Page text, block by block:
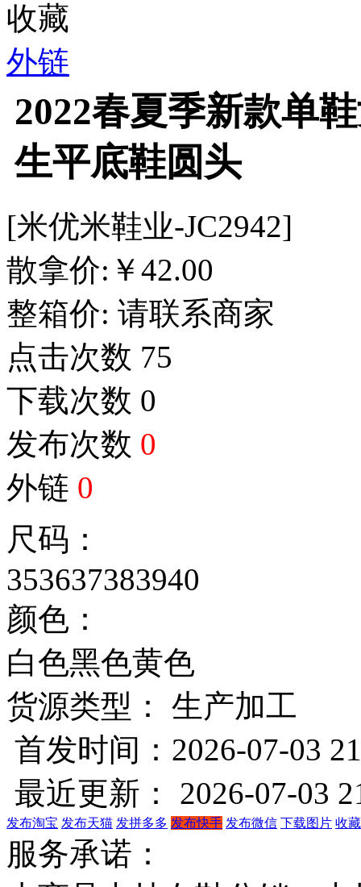
收藏
外链
2022春夏季新款单
生平底鞋圆头
[米优米鞋业-JC2942]
散拿价: ￥42.00
整箱价: 请联系商家
点击次数 75
下载次数 0
发布次数 0
外链 0
尺码：
353637383940
颜色：
白色黑色黄色
货源类型： 生产加工
首发时间：2026-07-03
最近更新： 2026-07-03
发布淘宝 发布天猫 发拼多多 发布快手 发布微信 下载图片 收
服务承诺：